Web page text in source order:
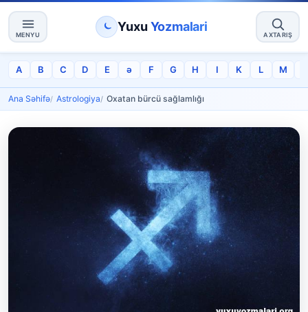
MENYU
Yuxu Yozmalari
AXTARIŞ
A B C D E ə F G H I K L M
Ana Səhifə Astrologiya Oxatan bürcü sağlamlığı